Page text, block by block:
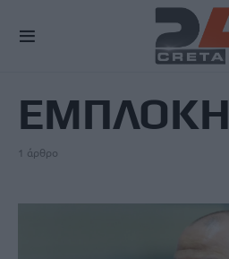
ΕΜΠΛΟΚΗ
1 άρθρο